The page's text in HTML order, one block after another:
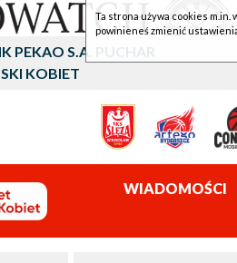
PEKAO S.A. PUCHAR
KOBIET
WIADOMOŚCI
Ta strona używa cookies m.in.
powinieneś zmienić